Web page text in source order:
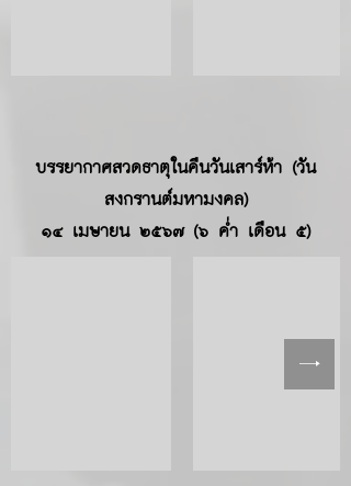
บรรยากาศสวดธาตุในคืนวันเสาร์ห้า (วัน
สงกรานต์มหามงคล)
๑๔ เมษายน ๒๕๖๗ (๖ ค่ำ เดือน ๕)